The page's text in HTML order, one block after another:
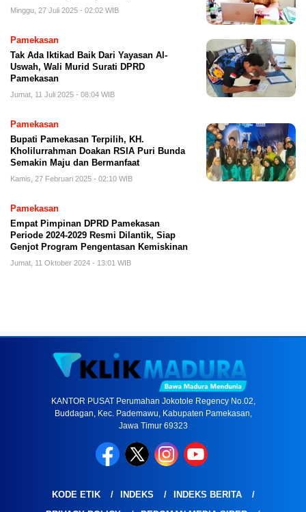
Minggu, 27 Juli 2025 - 02:02 WIB
Pamekasan
Tak Ada Iktikad Baik Dari Yayasan Al-
Uswah, Wali Murid Surati DPRD
Pamekasan
Jumat, 11 Juli 2025 - 08:04 WIB
Pamekasan
Bupati Pamekasan Terpilih, KH.
Kholilurrahman Doakan RSIA Puri Bunda
Semakin Maju dan Bermanfaat
Kamis, 27 Februari 2025 - 02:10 WIB
Pamekasan
Empat Pimpinan DPRD Pamekasan
Periode 2024-2029 Resmi Dilantik, Siap
Genjot Program Pengentasan Kemiskinan
Jumat, 11 Oktober 2024 - 13:01 WIB
KANTOR PUSAT Perumahan Jokotole Regency No.02,
Buddagan, Kec. Pademawu, Kabupaten Pamekasan,
Jawa Timur 69323
KODE ETIK INDEKS
INDEKS BERITA